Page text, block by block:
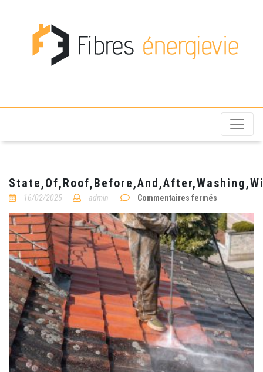
16/02/2025 admin Commentaires fermés